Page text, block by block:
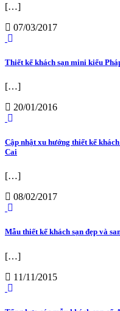
[…]
07/03/2017
Thiết kế khách sạn mini kiểu
[…]
20/01/2016
Cập nhật xu hướng thiết kế
Cai
[…]
08/02/2017
Mẫu thiết kế khách sạn đẹp và
[…]
11/11/2015